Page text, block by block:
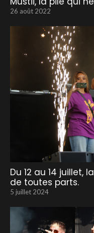
26 août 2022
Du 12 au 14 juillet,
de toutes parts.
5 juillet 2024